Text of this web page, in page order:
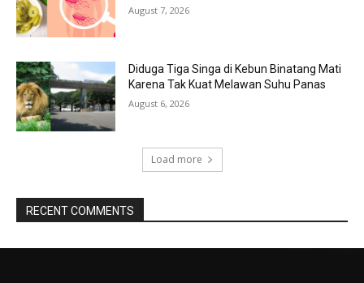
August 7, 2026
Diduga Tiga Singa di Kebun Binatang Mati
Karena Tak Kuat Melawan Suhu Panas
August 6, 2026
Load more
RECENT COMMENTS